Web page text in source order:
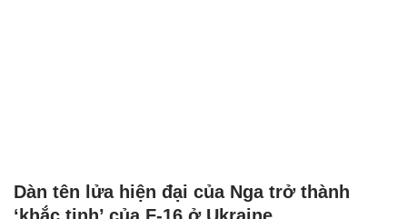
Dàn tên lửa hiện đại của Nga trở thành
‘khắc tinh’ của F-16 ở Ukraine